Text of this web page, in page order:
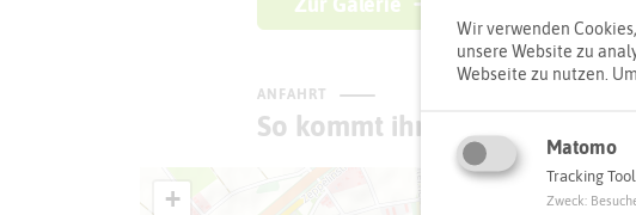
ANFAHRT
So kommt ihr zum Ziel
+
Wir verwenden
unsere Website zu
Webseite zu nutzen.
Matomo
Tracking Tool
Zweck: